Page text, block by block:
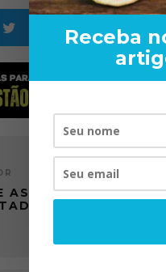
AS PORTAS
DE
RAND
VISTA PARA O
Receba